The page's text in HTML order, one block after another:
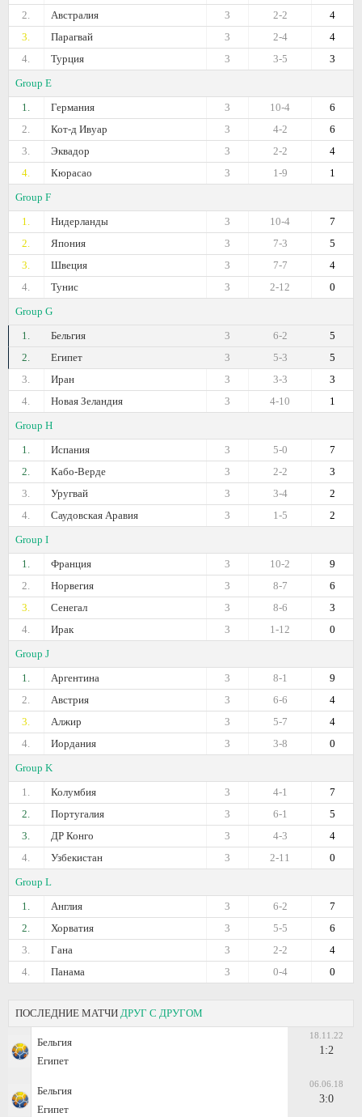
2.
Австралия 4
2-2
3
3.
Парагвай 4
2-4
3
4.
Турция 3
3-5
3
Group E
1.
Германия 6
10-4
3
2.
Кот-д Ивуар 6
4-2
3
3.
Эквадор 4
2-2
3
4.
Кюрасао 1
1-9
3
Group F
1.
Нидерланды 7
10-4
3
2.
Япония 5
7-3
3
3.
Швеция 4
7-7
3
4.
Тунис 0
2-12
3
Group G
1.
Бельгия 5
6-2
3
2.
Египет 5
5-3
3
3.
Иран 3
3-3
3
4.
Новая Зеландия 1
4-10
3
Group H
1.
Испания 7
5-0
3
2.
Кабо-Верде 3
2-2
3
3.
Уругвай 2
3-4
3
4.
Саудовская Аравия 2
1-5
3
Group I
1.
Франция 9
10-2
3
2.
Норвегия 6
8-7
3
3.
Сенегал 3
8-6
3
4.
Ирак 0
1-12
3
Group J
1.
Аргентина 9
8-1
3
2.
Австрия 4
6-6
3
3.
Алжир 4
5-7
3
4.
Иордания 0
3-8
3
Group K
1.
Колумбия 7
4-1
3
2.
Португалия 5
6-1
3
3.
ДР Конго 4
4-3
3
4.
Узбекистан 0
2-11
3
Group L
1.
Англия 7
6-2
3
2.
Хорватия 6
5-5
3
3.
Гана 4
2-2
3
4.
Панама 0
0-4
3
ПОСЛЕДНИЕ МАТЧИ ДРУГ С ДРУГОМ
Бельгия
Египет
18.11.22
1:2
Бельгия
Египет
06.06.18
3:0